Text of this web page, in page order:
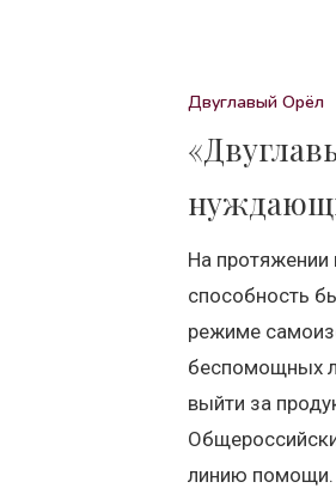
Двуглавый Орёл
На протяжении
способность
режиме
беспомощных
выйти за
линию помощи.